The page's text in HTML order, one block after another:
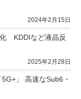
2024年2月15日
　KDDIなど液晶反
2025年2月28日
」 高速なSub6・